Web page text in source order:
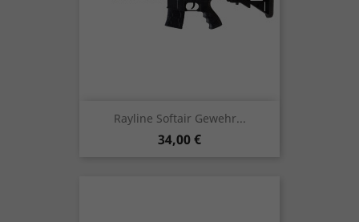
Rayline Softair Gewehr...
Preis
34,00 €